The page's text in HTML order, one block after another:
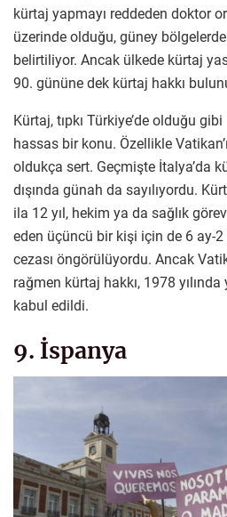
kürtaj yapmayı reddeden doktor
üzerinde olduğu, güney
belirtiliyor. Ancak ülkede kürtaj
90. gününe dek kürtaj hakkı
Kürtaj, tıpkı Türkiye’de olduğu
hassas bir konu. Özellikle
oldukça sert. Geçmişte İtalya’da
dışında günah da sayılıyordu.
ila 12 yıl, hekim ya da sağlık
eden üçüncü bir kişi için de 6 ay-2
cezası öngörülüyordu. Ancak
rağmen kürtaj hakkı, 1978
kabul edildi.
9. İspanya